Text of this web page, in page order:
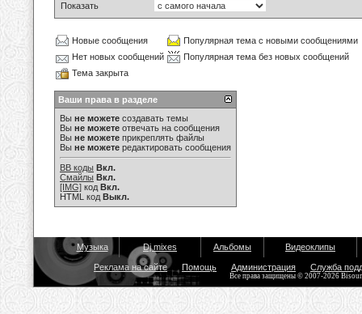
Показать
Новые сообщения
Популярная тема с новыми сообщениями
Нет новых сообщений
Популярная тема без новых сообщений
Тема закрыта
Ваши права в разделе
Вы не можете создавать темы
Вы не можете отвечать на сообщения
Вы не можете прикреплять файлы
Вы не можете редактировать сообщения
BB коды Вкл.
Смайлы Вкл.
[IMG] код Вкл.
HTML код Выкл.
Музыка Dj mixes Альбомы Видеоклипы
Реклама на сайте Помощь Администрация Служба
Все права защищены © 2007-2026